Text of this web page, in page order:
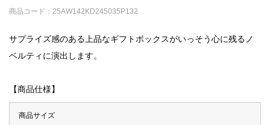
商品コード：25AW142KD245035P132
サプライズ感のある上品なギフトボックスがいっそう心に残るノ
ベルティに演出します。
【商品仕様】
商品サイズ